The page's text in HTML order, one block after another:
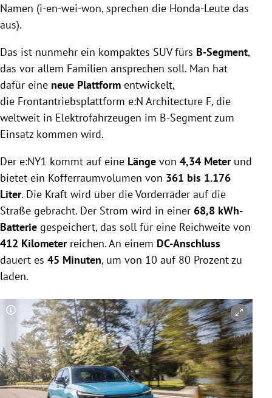
Namen (i-en-wei-won, sprechen die Honda-Leute das
aus).
Das ist nunmehr ein kompaktes SUV fürs B-Segment,
das vor allem Familien ansprechen soll. Man hat
dafür eine neue Plattform entwickelt,
die Frontantriebsplattform e:N Architecture F, die
weltweit in Elektrofahrzeugen im B-Segment zum
Einsatz kommen wird.
Der e:NY1 kommt auf eine Länge von 4,34 Meterund
bietet ein Kofferraumvolumen von 361 bis 1.176
Liter. Die Kraft wird über die Vorderräder auf die
Straße gebracht. Der Strom wird in einer 68,8 kWh-
Batterie gespeichert, das soll für eine Reichweite von
412 Kilometerreichen. An einem DC-Anschluss
dauert es 45 Minuten, um von 10 auf 80 Prozent zu
laden.
Copyright-Hinweis öffnen/schließen